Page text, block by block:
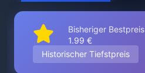
Bisheriger Bestpreis
1.99 €
Historischer Tiefstpreis